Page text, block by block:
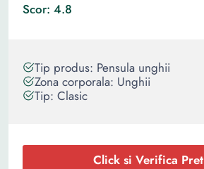
Scor: 4.8
Tip produs: Pensula unghii
Zona corporala: Unghii
Tip: Clasic
Click si Verifica Pret